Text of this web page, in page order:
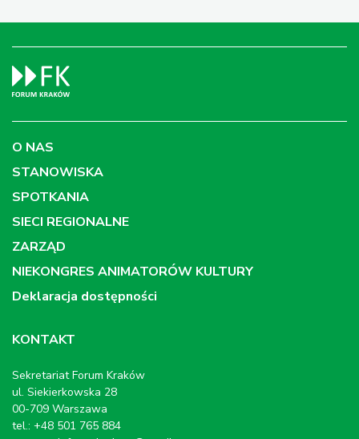
O NAS
STANOWISKA
SPOTKANIA
SIECI REGIONALNE
ZARZĄD
NIEKONGRES ANIMATORÓW KULTURY
Deklaracja dostępności
KONTAKT
Sekretariat Forum Kraków
ul. Siekierkowska 28
00-709 Warszawa
tel.: +48 501 765 884